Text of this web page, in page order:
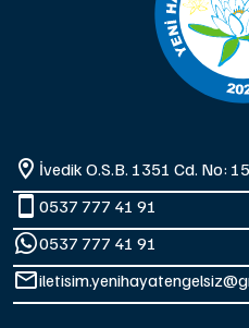
İvedik O.S.B. 1351 Cd. No:
0537 777 41 91
0537 777 41 91